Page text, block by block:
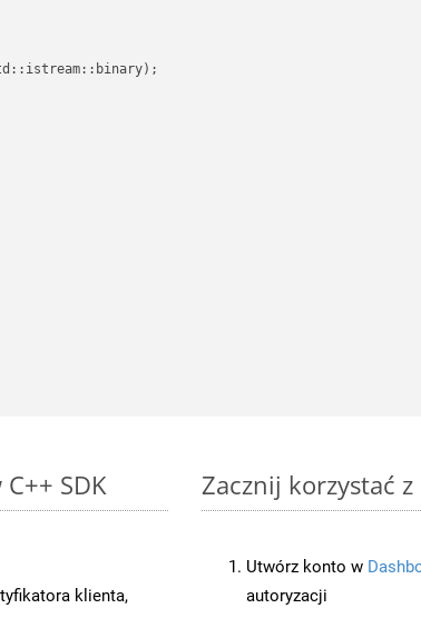
;
SDK
klienta,
Zacznij korzystać z
Utwórz konto w
autoryzacji